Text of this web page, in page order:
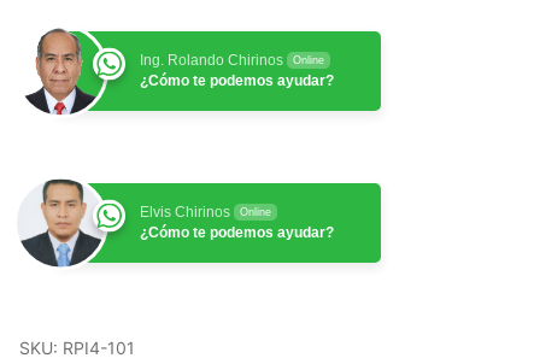
Columnas
para
INTERNET,
RACK
42RU
2.10
Ing. Rolando Chirinos Online
¿Cómo te podemos ayudar?
Elvis Chirinos Online
¿Cómo te podemos ayudar?
SKU: RPI4-101